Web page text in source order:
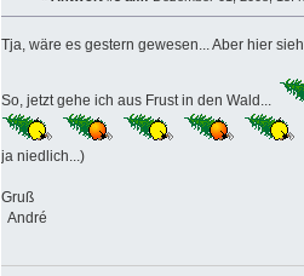
Tja, wäre es gestern gewesen... Aber hier
So, jetzt gehe ich aus Frust in den Wald...
ja niedlich...)
Gruß
André